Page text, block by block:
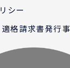
シー
格請求書発行